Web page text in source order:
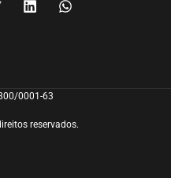
0001-63
reservados.